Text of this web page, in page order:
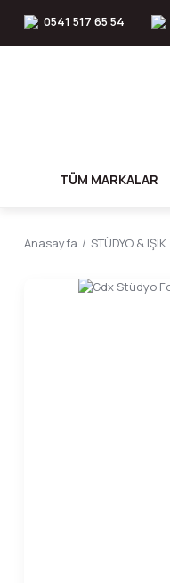
0541 517 65 54
TÜM MARKALAR
Anasayfa STÜDYO & IŞIK